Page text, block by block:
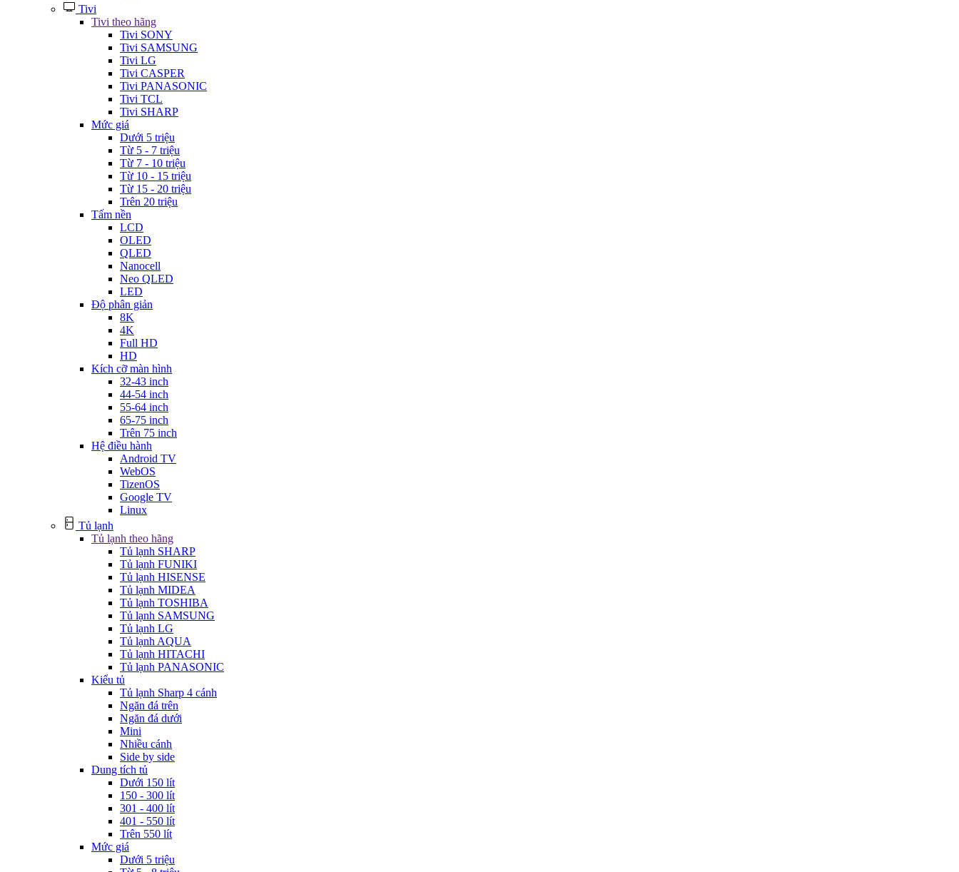
Tivi
Tivi theo hãng
Tivi SONY
Tivi SAMSUNG
Tivi LG
Tivi CASPER
Tivi PANASONIC
Tivi TCL
Tivi SHARP
Mức giá
Dưới 5 triệu
Từ 5 - 7 triệu
Từ 7 - 10 triệu
Từ 10 - 15 triệu
Từ 15 - 20 triệu
Trên 20 triệu
Tấm nền
LCD
OLED
QLED
Nanocell
Neo QLED
LED
Độ phân giản
8K
4K
Full HD
HD
Kích cỡ màn hình
32-43 inch
44-54 inch
55-64 inch
65-75 inch
Trên 75 inch
Hệ điều hành
Android TV
WebOS
TizenOS
Google TV
Linux
Tủ lạnh
Tủ lạnh theo hãng
Tủ lạnh SHARP
Tủ lạnh FUNIKI
Tủ lạnh HISENSE
Tủ lạnh MIDEA
Tủ lạnh TOSHIBA
Tủ lạnh SAMSUNG
Tủ lạnh LG
Tủ lạnh AQUA
Tủ lạnh HITACHI
Tủ lạnh PANASONIC
Kiểu tủ
Tủ lạnh Sharp 4 cánh
Ngăn đá trên
Ngăn đá dưới
Mini
Nhiều cánh
Side by side
Dung tích tủ
Dưới 150 lít
150 - 300 lít
301 - 400 lít
401 - 550 lít
Trên 550 lít
Mức giá
Dưới 5 triệu